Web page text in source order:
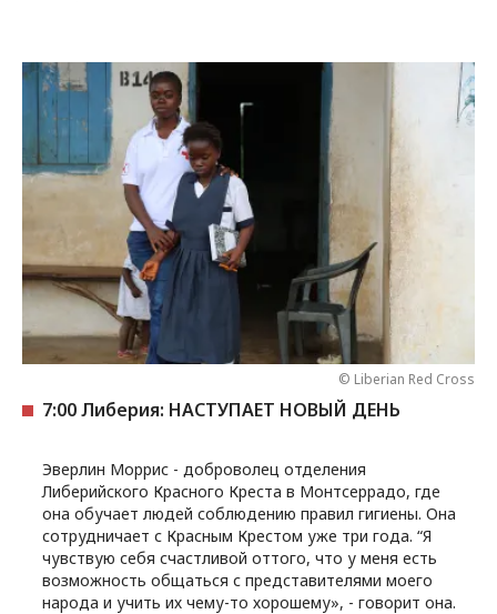
© Liberian Red Cross
7:00 Либерия: НАСТУПАЕТ НОВЫЙ ДЕНЬ
Эверлин Моррис - доброволец отделения
Либерийского Красного Креста в Монтсеррадо, где
она обучает людей соблюдению правил гигиены. Она
сотрудничает с Красным Крестом уже три года. “Я
чувствую себя счастливой оттого, что у меня есть
возможность общаться с представителями моего
народа и учить их чему-то хорошему», - говорит она.